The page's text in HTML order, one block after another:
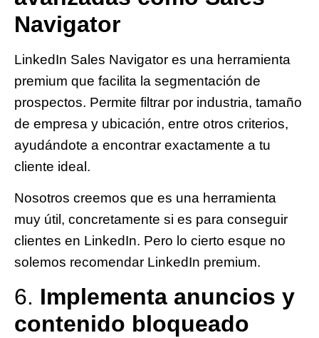
Navigator
LinkedIn Sales Navigator es una herramienta
premium que facilita la segmentación de
prospectos. Permite filtrar por industria, tamaño
de empresa y ubicación, entre otros criterios,
ayudándote a encontrar exactamente a tu
cliente ideal.
Nosotros creemos que es una herramienta
muy útil, concretamente si es para conseguir
clientes en LinkedIn. Pero lo cierto esque no
solemos recomendar LinkedIn premium.
6. Implementa anuncios y
contenido bloqueado